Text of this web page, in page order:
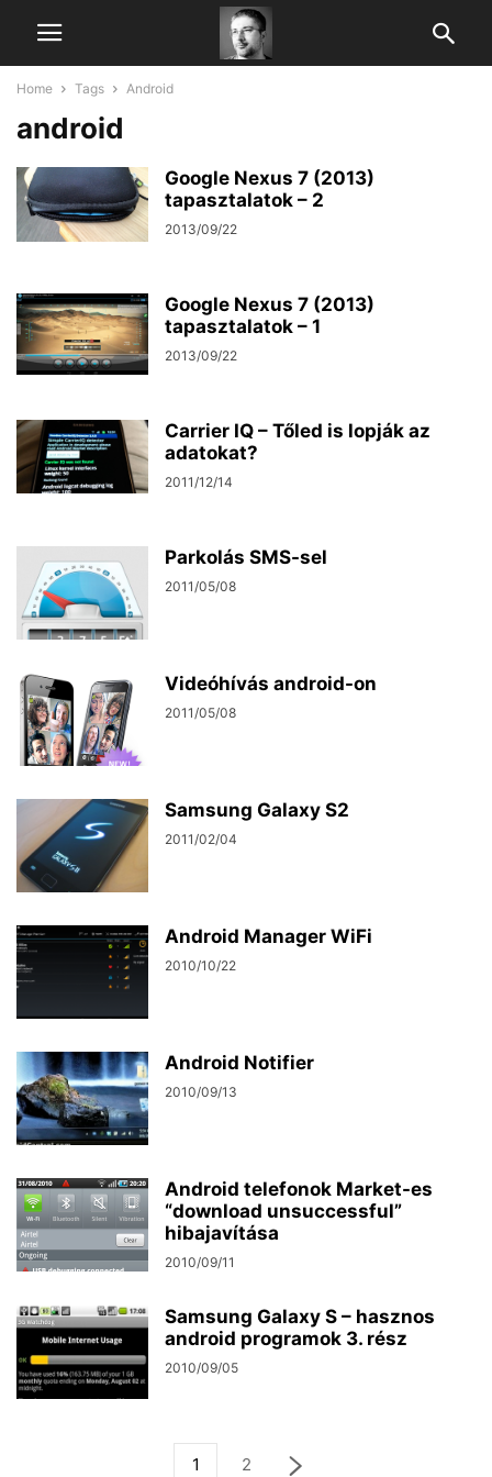
Home Tags Android
android
Google Nexus 7 (2013)
tapasztalatok – 2
2013/09/22
Google Nexus 7 (2013)
tapasztalatok – 1
2013/09/22
Carrier IQ – Tőled is lopják az
adatokat?
2011/12/14
Parkolás SMS-sel
2011/05/08
Videóhívás android-on
2011/05/08
Samsung Galaxy S2
2011/02/04
Android Manager WiFi
2010/10/22
Android Notifier
2010/09/13
Android telefonok Market-es
“download unsuccessful”
hibajavítása
2010/09/11
Samsung Galaxy S – hasznos
android programok 3. rész
2010/09/05
1 2